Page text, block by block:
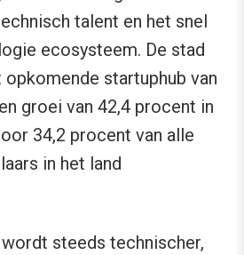
talent en het snel
ecosysteem. De stad
startuphub van
groei van 42,4 procent in
34,2 procent van alle
in het land
steeds technischer,